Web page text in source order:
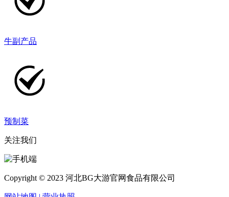
牛副产品
预制菜
关注我们
Copyright © 2023 河北BG大游官网食品有限公司